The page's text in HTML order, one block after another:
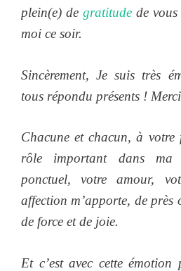
plein(e) de gratitude de
moi ce soir.
Sincèrement, Je suis très
tous répondu présents !
Chacune et chacun, à votre
rôle important dans ma
ponctuel, votre amour,
affection m’apporte, de
de force et de joie.
Et c’est avec cette